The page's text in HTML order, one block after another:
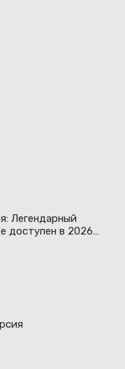
Легендарный
доступен в 2026